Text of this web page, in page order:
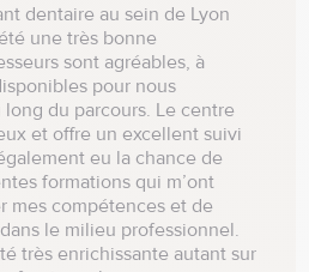
dentaire au sein de Lyon
une très bonne
sont agréables, à
pour nous
du parcours. Le centre
et offre un excellent suivi
eu la chance de
formations qui m’ont
mes compétences et de
le milieu professionnel.
très enrichissante autant sur